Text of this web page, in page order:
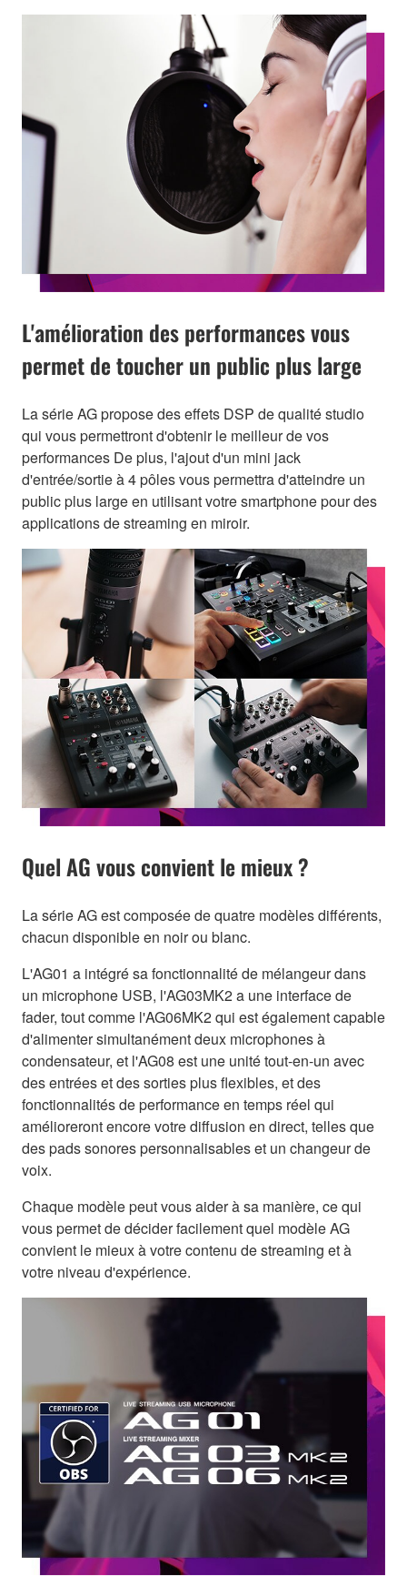
L'amélioration des performances vous
permet de toucher un public plus large
La série AG propose des effets DSP de qualité studio
qui vous permettront d'obtenir le meilleur de vos
performances De plus, l'ajout d'un mini jack
d'entrée/sortie à 4 pôles vous permettra d'atteindre un
public plus large en utilisant votre smartphone pour des
applications de streaming en miroir.
Quel AG vous convient le mieux ?
La série AG est composée de quatre modèles différents,
chacun disponible en noir ou blanc.
L'AG01 a intégré sa fonctionnalité de mélangeur dans
un microphone USB, l'AG03MK2 a une interface de
fader, tout comme l'AG06MK2 qui est également capable
d'alimenter simultanément deux microphones à
condensateur, et l'AG08 est une unité tout-en-un avec
des entrées et des sorties plus flexibles, et des
fonctionnalités de performance en temps réel qui
amélioreront encore votre diffusion en direct, telles que
des pads sonores personnalisables et un changeur de
voix.
Chaque modèle peut vous aider à sa manière, ce qui
vous permet de décider facilement quel modèle AG
convient le mieux à votre contenu de streaming et à
votre niveau d'expérience.